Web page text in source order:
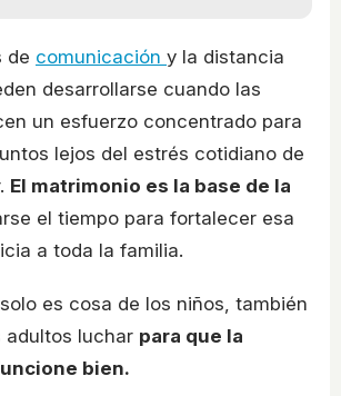
de comunicación y la distancia
desarrollarse cuando las
un esfuerzo concentrado para
lejos del estrés cotidiano de
El matrimonio es la base de la
el tiempo para fortalecer esa
a toda la familia.
es cosa de los niños, también
adultos luchar para que la
bien.